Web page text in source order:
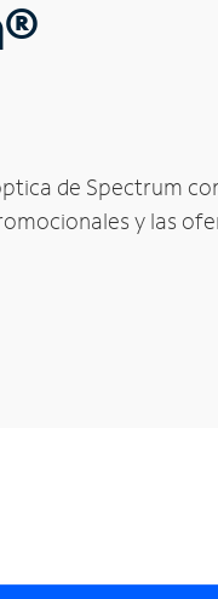
de Spectrum
y las